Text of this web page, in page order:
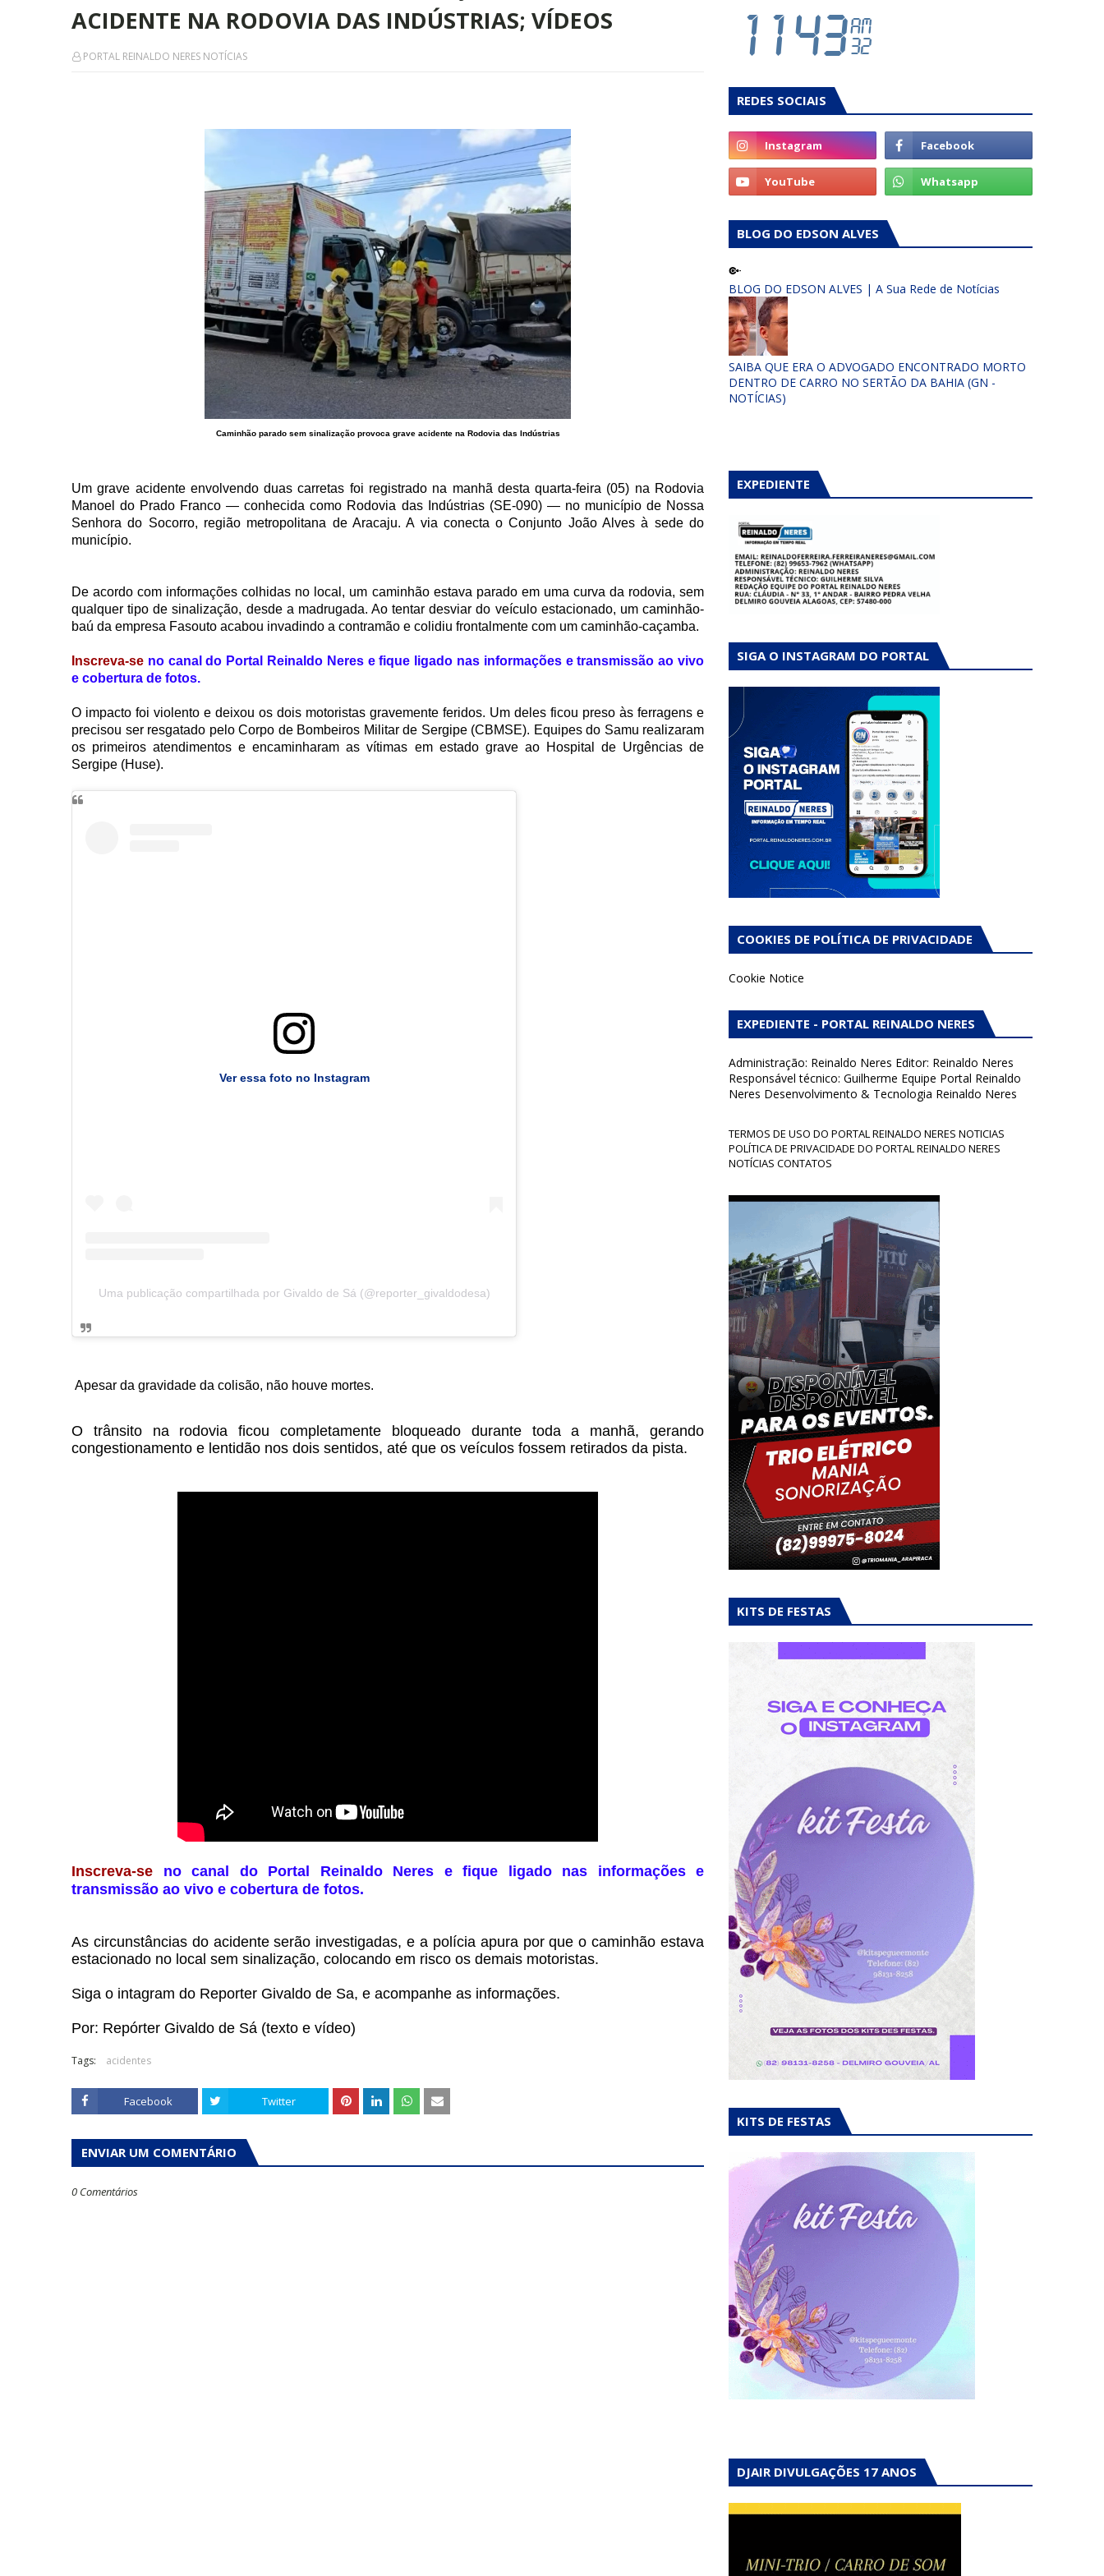
ACIDENTE NA RODOVIA DAS INDÚSTRIAS; VÍDEOS
PORTAL REINALDO NERES NOTÍCIAS
Caminhão parado sem sinalização provoca grave acidente na Rodovia das Indústrias
Um grave acidente envolvendo duas carretas foi registrado na manhã desta quarta-feira (05) na Rodovia
Manoel do Prado Franco — conhecida como Rodovia das Indústrias (SE-090) — no município de Nossa
Senhora do Socorro, região metropolitana de Aracaju. A via conecta o Conjunto João Alves à sede do
município.
De acordo com informações colhidas no local, um caminhão estava parado em uma curva da rodovia, sem
qualquer tipo de sinalização, desde a madrugada. Ao tentar desviar do veículo estacionado, um caminhão-
baú da empresa Fasouto acabou invadindo a contramão e colidiu frontalmente com um caminhão-caçamba.
Inscreva-se no canal do Portal Reinaldo Neres e fique ligado nas informações e transmissão ao vivo
e cobertura de fotos.
O impacto foi violento e deixou os dois motoristas gravemente feridos. Um deles ficou preso às ferragens e
precisou ser resgatado pelo Corpo de Bombeiros Militar de Sergipe (CBMSE). Equipes do Samu realizaram
os primeiros atendimentos e encaminharam as vítimas em estado grave ao Hospital de Urgências de
Sergipe (Huse).
Ver essa foto no Instagram
Uma publicação compartilhada por Givaldo de Sá (@reporter_givaldodesa)
Apesar da gravidade da colisão, não houve mortes.
O trânsito na rodovia ficou completamente bloqueado durante toda a manhã, gerando
congestionamento e lentidão nos dois sentidos, até que os veículos fossem retirados da pista.
Inscreva-se
no canal do Portal Reinaldo Neres e fique ligado nas informações e
transmissão ao vivo e cobertura de fotos.
As circunstâncias do acidente serão investigadas, e a polícia apura por que o caminhão estava
estacionado no local sem sinalização, colocando em risco os demais motoristas.
Siga o intagram do Reporter Givaldo de Sa, e acompanhe as informações.
Por: Repórter Givaldo de Sá (texto e vídeo)
Tags: acidentes
Facebook Twitter
ENVIAR UM COMENTÁRIO
0 Comentários
REDES SOCIAIS
BLOG DO EDSON ALVES
BLOG DO EDSON ALVES | A Sua Rede de Notícias
SAIBA QUE ERA O ADVOGADO ENCONTRADO MORTO
DENTRO DE CARRO NO SERTÃO DA BAHIA (GN -
NOTÍCIAS)
EXPEDIENTE
SIGA O INSTAGRAM DO PORTAL
COOKIES DE POLÍTICA DE PRIVACIDADE
Cookie Notice
EXPEDIENTE - PORTAL REINALDO NERES
Administração: Reinaldo Neres Editor: Reinaldo Neres
Responsável técnico: Guilherme Equipe Portal Reinaldo
Neres Desenvolvimento & Tecnologia Reinaldo Neres
TERMOS DE USO DO PORTAL REINALDO NERES NOTICIAS
POLÍTICA DE PRIVACIDADE DO PORTAL REINALDO NERES
NOTÍCIAS CONTATOS
KITS DE FESTAS
KITS DE FESTAS
DJAIR DIVULGAÇÕES 17 ANOS